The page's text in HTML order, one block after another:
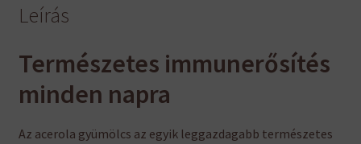
Leírás
Természetes immunerősítés
minden napra
Az acerola gyümölcs az egyik leggazdagabb természetes